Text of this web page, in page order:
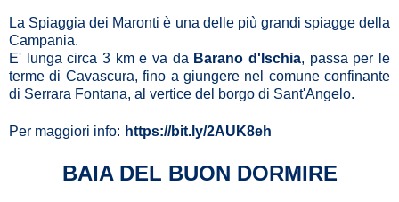
La Spiaggia dei Maronti è una delle più grandi spiagge della
Campania.
E' lunga circa 3 km e va da Barano d'Ischia, passa per le
terme di Cavascura, fino a giungere nel comune confinante
di Serrara Fontana, al vertice del borgo di Sant'Angelo.
Per maggiori info: https://bit.ly/2AUK8eh
BAIA DEL BUON DORMIRE